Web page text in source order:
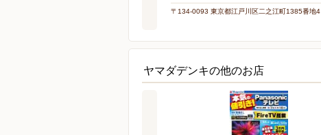
〒134-0093 東京都江戸川区二之江町1385番地4
ヤマダデンキの他のお店